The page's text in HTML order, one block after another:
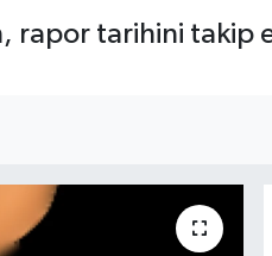
rapor tarihini